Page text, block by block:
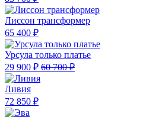
Лиссон трансформер
65 400 ₽
Урсула только платье
29 900 ₽ 60 700 ₽
Ливия
72 850 ₽